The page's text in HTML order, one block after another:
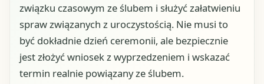
związku czasowym ze ślubem i służyć załatwieniu
spraw związanych z uroczystością. Nie musi to
być dokładnie dzień ceremonii, ale bezpiecznie
jest złożyć wniosek z wyprzedzeniem i wskazać
termin realnie powiązany ze ślubem.